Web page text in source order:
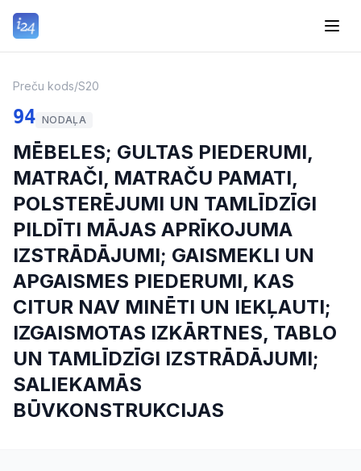
Preču kods/S20
94 NODAĻA
MĒBELES; GULTAS PIEDERUMI,
MATRAČI, MATRAČU PAMATI,
POLSTERĒJUMI UN TAMLĪDZĪGI
PILDĪTI MĀJAS APRĪKOJUMA
IZSTRĀDĀJUMI; GAISMEKLI UN
APGAISMES PIEDERUMI, KAS
CITUR NAV MINĒTI UN IEKĻAUTI;
IZGAISMOTAS IZKĀRTNES, TABLO
UN TAMLĪDZĪGI IZSTRĀDĀJUMI;
SALIEKAMĀS
BŪVKONSTRUKCIJAS